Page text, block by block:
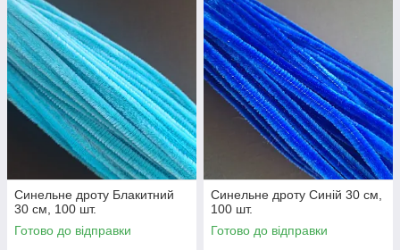
Синельне дроту Блакитний
30 см, 100 шт.
Готово до відправки
Синельне дроту Синій 30 см,
100 шт.
Готово до відправки